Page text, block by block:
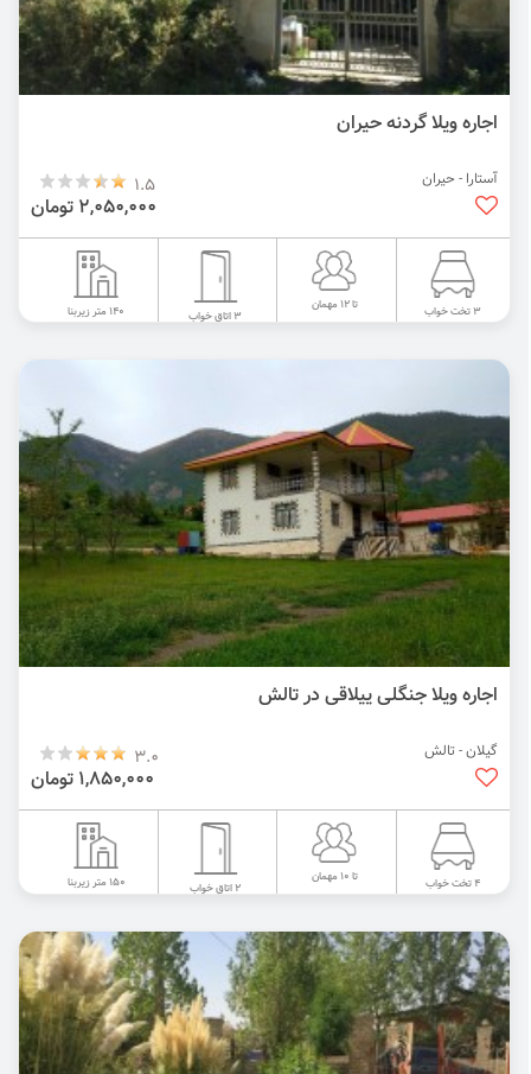
اجاره ویلا گردنه حیران
آستارا - حیران 1.5
2,050,000 تومان
3 تخت خواب تا 12 مهمان
3 اتاق خواب 140 متر زیربنا
اجاره ویلا جنگلی ییلاقی در تالش
گیلان - تالش 3.0
1,850,000 تومان
4 تخت خواب تا 10 مهمان
2 اتاق خواب 150 متر زیربنا